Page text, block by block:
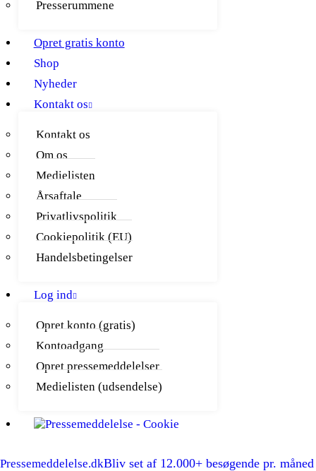
Presserummene
Opret gratis konto
Shop
Nyheder
Kontakt os
Kontakt os
Om os
Medielisten
Årsaftale
Privatlivspolitik
Cookiepolitik (EU)
Handelsbetingelser
Log ind
Opret konto (gratis)
Kontoadgang
Opret pressemeddelelser
Medielisten (udsendelse)
Pressemeddelelse.dkBliv set af 12.000+ besøgende pr. måned